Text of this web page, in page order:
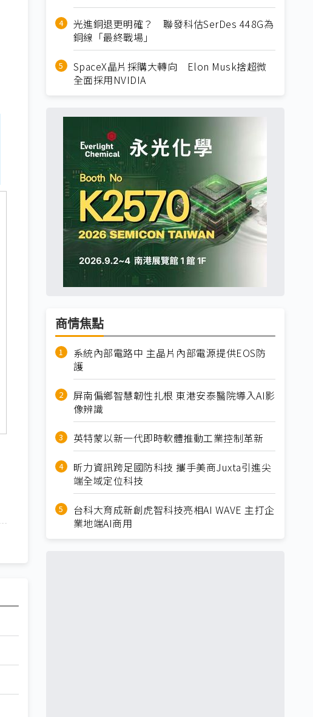
光進銅退更明確？ 聯發科估SerDes 448G為
銅線「最終戰場」
SpaceX晶片採購大轉向 Elon Musk捨超微
全面採用NVIDIA
商情焦點
系統內部電路中 主晶片內部電源提供EOS防
護
屏南偏鄉智慧韌性扎根 東港安泰醫院導入AI影
像辨識
英特蒙以新一代即時軟體推動工業控制革新
昕力資訊跨足國防科技 攜手美商Juxta引進尖
端全域定位科技
台科大育成新創虎智科技亮相AI WAVE 主打企
業地端AI商用